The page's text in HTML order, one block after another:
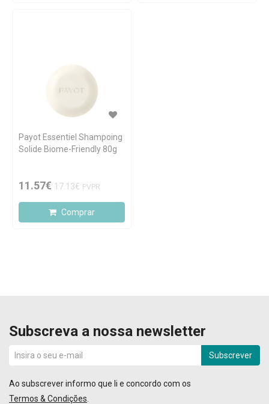
Payot Essentiel Shampoing
Solide Biome-Friendly 80g
11.57€ 17.13€ PVPR
Comprar
Subscreva a nossa newsletter
Subscrever
Ao subscrever informo que li e concordo com os
Termos & Condições